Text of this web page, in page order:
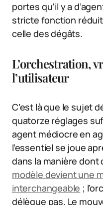
portes qu’il y a
stricte fonction réduit
celle des dégâts.
L’orchestration,
l’utilisateur
C’est là que le sujet
quatorze réglages
agent médiocre en
l’essentiel se joue
dans la manière dont
modèle devient une
interchangeable ;
délègue pas. Le